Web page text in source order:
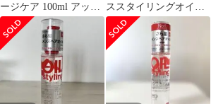
ージケア 100ml アップ
ルグリーン&ローズ ×3
ススタイリングオイ
ル ダメージ青 100ml
1個 残量8割